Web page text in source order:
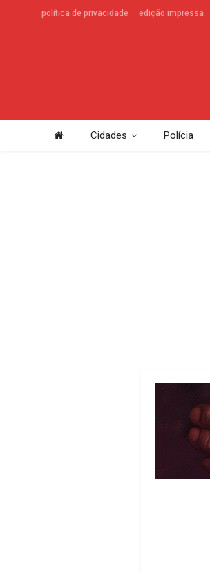
política de privacidade edição impressa
Cidades Polícia